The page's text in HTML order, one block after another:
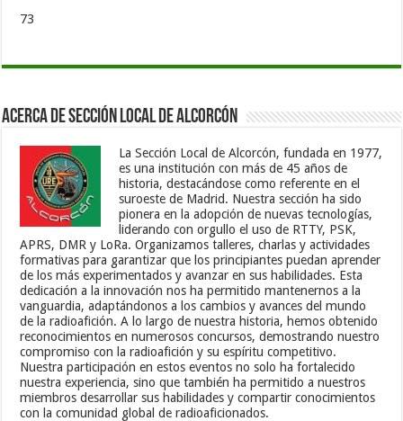
73
Acerca de Sección Local de Alcorcón
La Sección Local de Alcorcón, fundada en 1977,
es una institución con más de 45 años de
historia, destacándose como referente en el
suroeste de Madrid. Nuestra sección ha sido
pionera en la adopción de nuevas tecnologías,
liderando con orgullo el uso de RTTY, PSK,
APRS, DMR y LoRa. Organizamos talleres, charlas y actividades
formativas para garantizar que los principiantes puedan aprender
de los más experimentados y avanzar en sus habilidades. Esta
dedicación a la innovación nos ha permitido mantenernos a la
vanguardia, adaptándonos a los cambios y avances del mundo
de la radioafición. A lo largo de nuestra historia, hemos obtenido
reconocimientos en numerosos concursos, demostrando nuestro
compromiso con la radioafición y su espíritu competitivo.
Nuestra participación en estos eventos no solo ha fortalecido
nuestra experiencia, sino que también ha permitido a nuestros
miembros desarrollar sus habilidades y compartir conocimientos
con la comunidad global de radioaficionados.